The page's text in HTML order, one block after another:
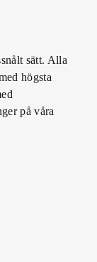
sätt. Alla
högsta
på våra